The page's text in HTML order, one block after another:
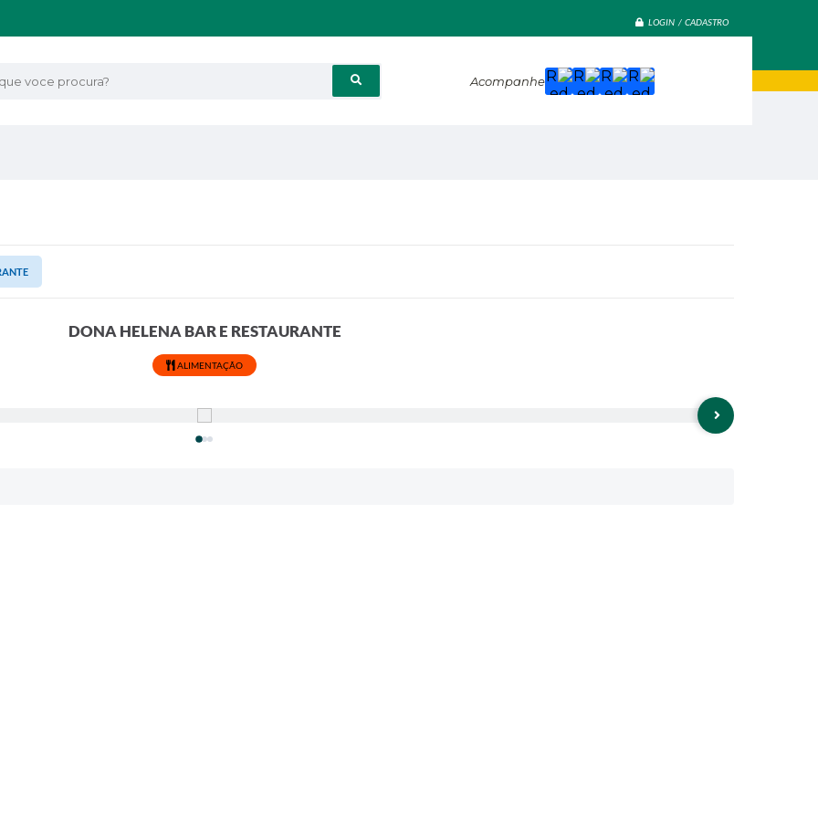
LOGIN / CADASTRO
voce procura? Acompanhe
DONA HELENA BAR E RESTAURANTE
ALIMENTAÇÃO